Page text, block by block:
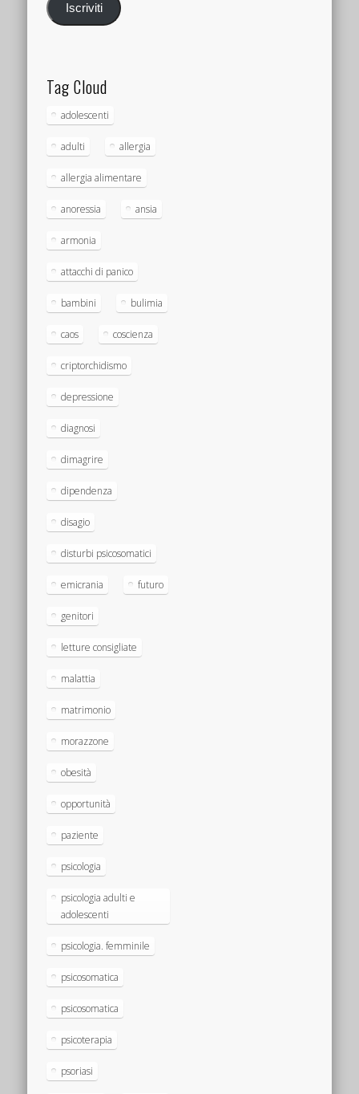
Iscriviti
Tag Cloud
adolescenti
adulti allergia
allergia alimentare
anoressia ansia
armonia
attacchi di panico
bambini bulimia
caos coscienza
criptorchidismo
depressione
diagnosi
dimagrire
dipendenza
disagio
disturbi psicosomatici
emicrania futuro
genitori
letture consigliate
malattia
matrimonio
morazzone
obesità
opportunità
paziente
psicologia
psicologia adulti e
adolescenti
psicologia. femminile
psicosomatica
psicosomatica
psicoterapia
psoriasi